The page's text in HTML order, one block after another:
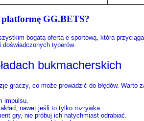
GG.BETS?
bogatą ofertą e-sportową, która
typerów.
bukmacherskich
graczy, co może prowadzić do błędów.
impulsu.
nawet jeśli to tylko rozrywka.
gry, nie próbuj ich natychmiast odrabiać.